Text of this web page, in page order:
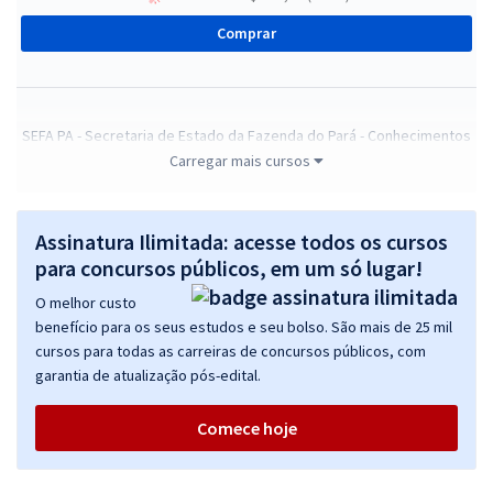
Comprar
SEFA PA - Secretaria de Estado da Fazenda do Pará - Conhecimentos
Gerais Para Todos os Cargos da Área Meio
26,66
Economize R$ 79,98 (-20%)
Comprar
SEFA PA - Secretaria de Estado da Fazenda do Pará - Analista
Fazendário de Tecnologia da Informação e Comunicação
à vista
ou 12x deR$39,99
Carregar mais cursos
Assinatura Ilimitada: acesse todos os cursos
para concursos públicos, em um só lugar!
O melhor custo
benefício para os seus estudos e seu bolso. São mais de 25 mil
cursos para todas as carreiras de concursos públicos, com
garantia de atualização pós-edital.
Comece hoje